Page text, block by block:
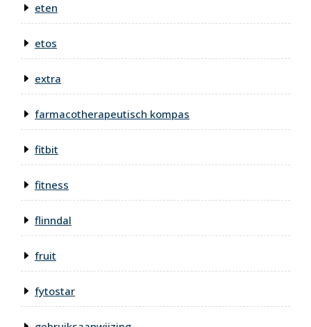
eten
etos
extra
farmacotherapeutisch kompas
fitbit
fitness
flinndal
fruit
fytostar